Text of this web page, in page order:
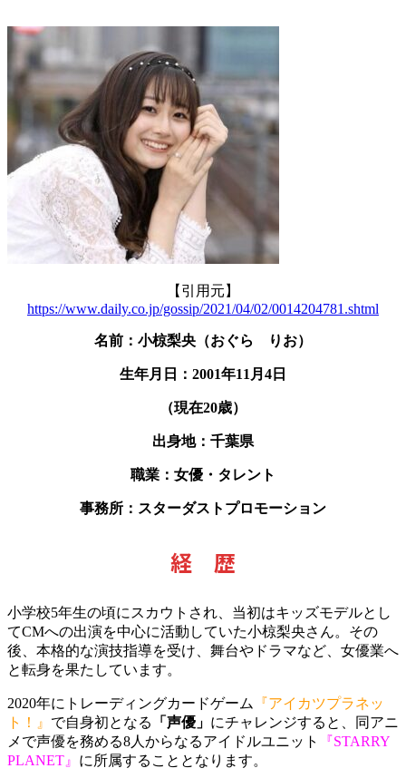
【引用元】
https://www.daily.co.jp/gossip/2021/04/02/0014204781.shtml
名前：小椋梨央（おぐら りお）
生年月日：2001年11月4日
（現在20歳）
出身地：千葉県
職業：女優・タレント
事務所：スターダストプロモーション
経 歴
小学校5年生の頃にスカウトされ、当初はキッズモデルとし
てCMへの出演を中心に活動していた小椋梨央さん。その
後、本格的な演技指導を受け、舞台やドラマなど、女優業へ
と転身を果たしています。
2020年にトレーディングカードゲーム 『アイカツプラネッ
ト！』 で自身初となる 「声優」 にチャレンジすると、同アニ
メで声優を務める8人からなるアイドルユニット
『STARRY
PLANET』 に所属することとなります。